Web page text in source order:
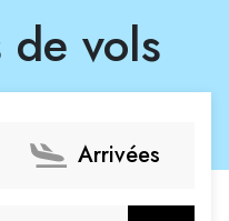
vols
Arrivées